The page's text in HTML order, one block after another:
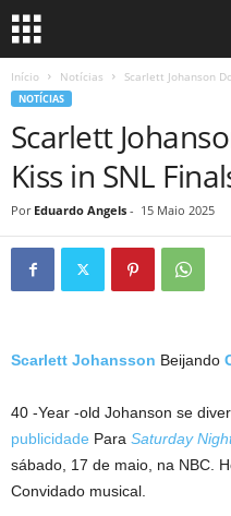
Início Notícias Scarlett Johanson
NOTÍCIAS
Scarlett
Kiss in SNL
Por Eduardo Angels - 15 Maio 2025
Scarlett Johansson Beijando
40 -Year -old Johanson se
publicidade Para Saturday
sábado, 17 de maio, na NBC.
Convidado musical.